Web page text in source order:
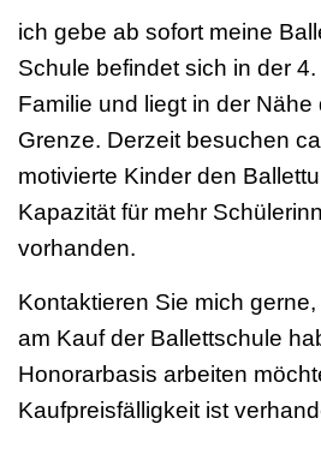
ich gebe ab sofort meine
Schule befindet sich in der
Familie und liegt in der
Grenze. Derzeit besuchen
motivierte Kinder den
Kapazität für mehr
vorhanden.
Kontaktieren Sie mich
am Kauf der Ballettschule
Honorarbasis arbeiten
Kaufpreisfälligkeit ist